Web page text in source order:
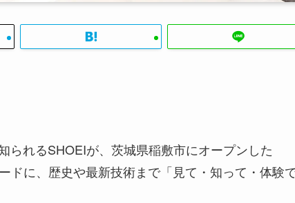
られるSHOEIが、茨城県稲敷市にオープンした
ドに、歴史や最新技術まで「見て・知って・体験